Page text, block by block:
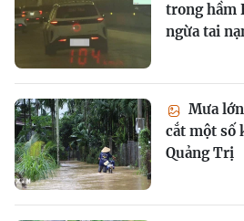
trong hầm
ngừa tai
Mưa
cắt một số
Quảng Trị